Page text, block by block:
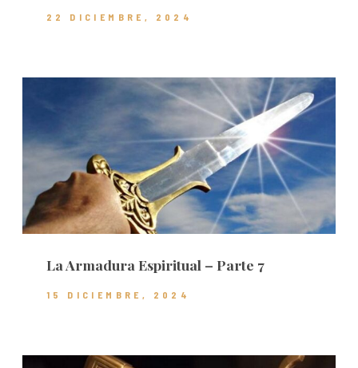
22 DICIEMBRE, 2024
La Armadura Espiritual – Parte 7
15 DICIEMBRE, 2024